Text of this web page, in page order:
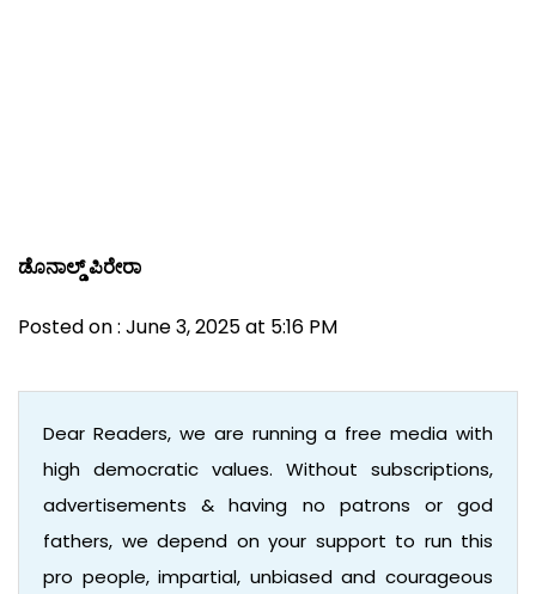
ಡೊನಾಲ್ಡ್ ಪಿರೇರಾ
Posted on : June 3, 2025 at 5:16 PM
Dear Readers, we are running a free media with
high democratic values. Without subscriptions,
advertisements & having no patrons or god
fathers, we depend on your support to run this
pro people, impartial, unbiased and courageous